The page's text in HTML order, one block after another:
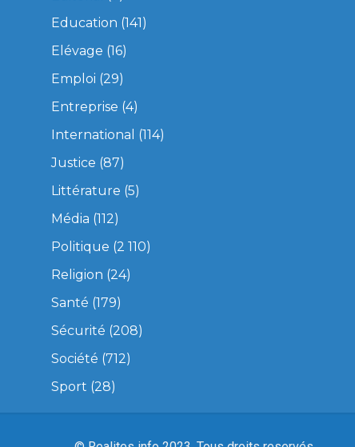
Education (141)
Elévage (16)
Emploi (29)
Entreprise (4)
International (114)
Justice (87)
Littérature (5)
Média (112)
Politique (2 110)
Religion (24)
Santé (179)
Sécurité (208)
Société (712)
Sport (28)